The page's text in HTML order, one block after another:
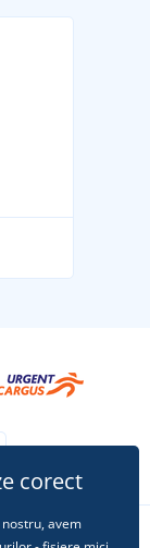
vă
pentru
corect
avem